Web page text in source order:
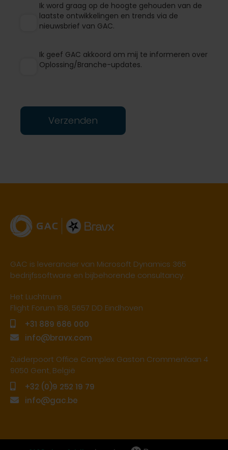
Ik word graag op de hoogte gehouden van de
laatste ontwikkelingen en trends via de
nieuwsbrief van GAC.
Ik geef GAC akkoord om mij te informeren over
Oplossing/Branche-updates.
Verzenden
GAC is leverancier van Microsoft Dynamics 365
bedrijfssoftware en bijbehorende consultancy.
Het Luchtruim
Flight Forum 158, 5657 DD Eindhoven
+31 889 686 000
info@bravx.com
Zuiderpoort Office Complex Gaston Crommenlaan 4
9050 Gent, België
+32 (0)9 252 19 79
info@gac.be